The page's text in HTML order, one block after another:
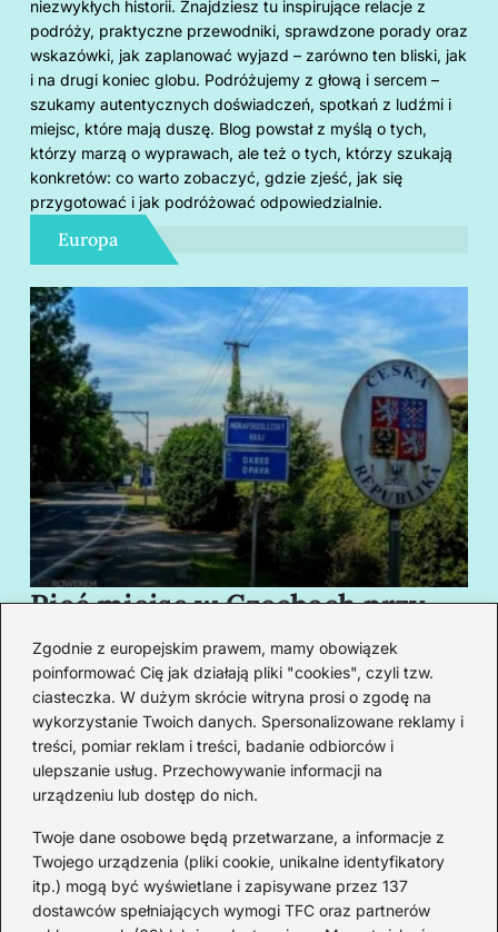
Zgodnie z europejskim prawem, mamy obowiązek
poinformować Cię jak działają pliki "cookies", czyli tzw.
ciasteczka. W dużym skrócie witryna prosi o zgodę na
wykorzystanie Twoich danych. Spersonalizowane reklamy i
treści, pomiar reklam i treści, badanie odbiorców i
ulepszanie usług. Przechowywanie informacji na
urządzeniu lub dostęp do nich.
Twoje dane osobowe będą przetwarzane, a informacje z
Twojego urządzenia (pliki cookie, unikalne identyfikatory
itp.) mogą być wyświetlane i zapisywane przez 137
dostawców spełniających wymogi TFC oraz partnerów
niezwykłych historii. Znajdziesz tu inspirujące relacje z
podróży, praktyczne przewodniki, sprawdzone porady oraz
wskazówki, jak zaplanować wyjazd – zarówno ten bliski, jak
i na drugi koniec globu. Podróżujemy z głową i sercem –
szukamy autentycznych doświadczeń, spotkań z ludźmi i
miejsc, które mają duszę. Blog powstał z myślą o tych,
którzy marzą o wyprawach, ale też o tych, którzy szukają
konkretów: co warto zobaczyć, gdzie zjeść, jak się
przygotować i jak podróżować odpowiedzialnie.
Europa
Pięć miejsc w Czechach przy
granicy, które cię oczarują
swoim urokiem
Redakcja
Od lat podróżuję, by poznawać świat z bliska – nie tylko
przez pryzmat zabytków, ale przede wszystkim ludzi,
smaków i codzienności.
Redakcja: Michalina Staszic